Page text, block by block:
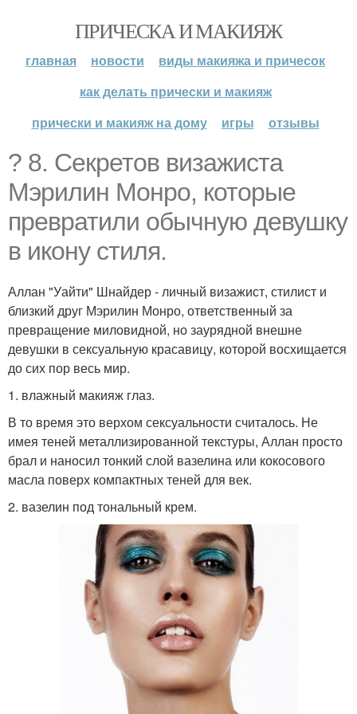
ПРИЧЕСКА И МАКИЯЖ
главная новости
виды макияжа и причесок
как делать прически и макияж
прически и макияж на дому
игры отзывы
? 8. Секретов визажиста
Мэрилин Монро, которые
превратили обычную девушку
в икону стиля.
Аллан "Уайти" Шнайдер - личный визажист, стилист и
близкий друг Мэрилин Монро, ответственный за
превращение миловидной, но заурядной внешне
девушки в сексуальную красавицу, которой восхищается
до сих пор весь мир.
1. влажный макияж глаз.
В то время это верхом сексуальности считалось. Не
имея теней металлизированной текстуры, Аллан просто
брал и наносил тонкий слой вазелина или кокосового
масла поверх компактных теней для век.
2. вазелин под тональный крем.